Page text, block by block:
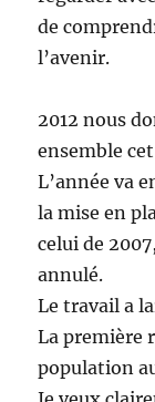
de
l’avenir.
2012 nous
ensemble
L’année va
la mise en
celui de
annulé.
Le travail a
La première
population